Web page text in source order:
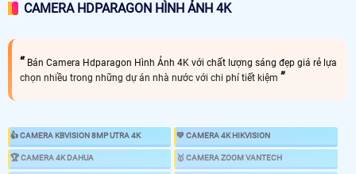
CAMERA HDPARAGON HÌNH ẢNH 4K
Bán Camera Hdparagon Hình Ảnh 4K với chất lượng sáng đẹp giá rẻ lựa
chọn nhiều trong những dự án nhà nước với chi phí tiết kiệm
👍 CAMERA KBVISION 8MP UTRA 4K 💛 CAMERA 4K HIKVISION
️🏆 CAMERA 4K DAHUA ️🥇 CAMERA ZOOM VANTECH